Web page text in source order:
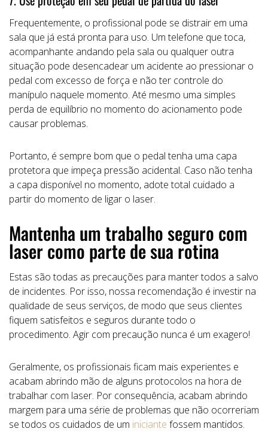
Frequentemente, o profissional pode se distrair em uma
sala que já está pronta para uso. Um telefone que toca,
acompanhante andando pela sala ou qualquer outra
situação pode desencadear um acidente ao pressionar o
pedal com excesso de força e não ter controle do
manípulo naquele momento. Até mesmo uma simples
perda de equilíbrio no momento do acionamento pode
causar problemas.
Portanto, é sempre bom que o pedal tenha uma capa
protetora que impeça pressão acidental. Caso não tenha
a capa disponível no momento, adote total cuidado a
partir do momento de ligar o laser.
Mantenha um trabalho seguro com
laser como parte de sua rotina
Estas são todas as precauções para manter todos a salvo
de incidentes. Por isso, nossa recomendação é investir na
qualidade de seus serviços, de modo que seus clientes
fiquem satisfeitos e seguros durante todo o
procedimento. Agir com precaução nunca é um exagero!
Geralmente, os profissionais ficam mais experientes e
acabam abrindo mão de alguns protocolos na hora de
trabalhar com laser. Por consequência, acabam abrindo
margem para uma série de problemas que não ocorreriam
se todos os cuidados de um iniciante fossem mantidos.